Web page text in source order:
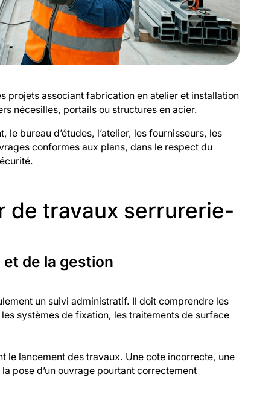
projets associant fabrication en atelier et installation
nécesilles, portails ou structures en acier.
bureau d’études, l’atelier, les fournisseurs, les
conformes aux plans, dans le respect du
de travaux serrurerie-
de la gestion
un suivi administratif. Il doit comprendre les
systèmes de fixation, les traitements de surface
le lancement des travaux. Une cote incorrecte, une
pose d’un ouvrage pourtant correctement